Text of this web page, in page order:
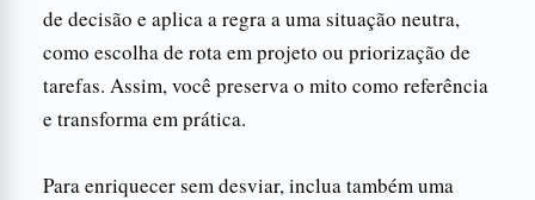
de decisão e aplica a regra a uma situação neutra,
como escolha de rota em projeto ou priorização de
tarefas. Assim, você preserva o mito como referência
e transforma em prática.
Para enriquecer sem desviar, inclua também uma